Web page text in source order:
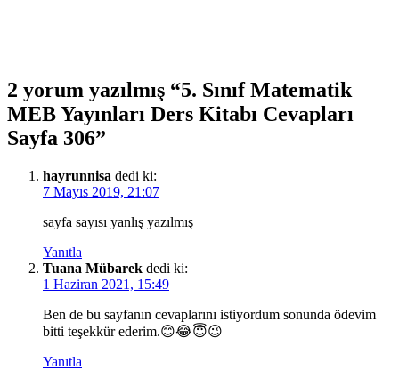
2 yorum yazılmış “5. Sınıf Matematik
MEB Yayınları Ders Kitabı Cevapları
Sayfa 306”
hayrunnisa dedi ki:
7 Mayıs 2019, 21:07
sayfa sayısı yanlış yazılmış
Yanıtla
Tuana Mübarek dedi ki:
1 Haziran 2021, 15:49
Ben de bu sayfanın cevaplarını istiyordum sonunda ödevim
bitti teşekkür ederim.😊😂😇😉
Yanıtla